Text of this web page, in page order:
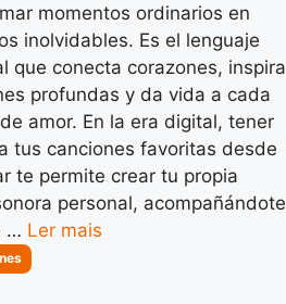
momentos ordinarios en
inolvidables. Es el lenguaje
que conecta corazones, inspira
profundas y da vida a cada
amor. En la era digital, tener
tus canciones favoritas desde
te permite crear tu propia
personal, acompañándote
… Ler mais